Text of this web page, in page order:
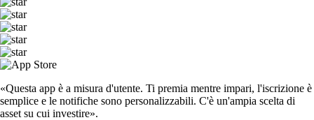
«Questa app è a misura d'utente. Ti premia mentre impari, l'iscrizione è
semplice e le notifiche sono personalizzabili. C'è un'ampia scelta di
asset su cui investire».